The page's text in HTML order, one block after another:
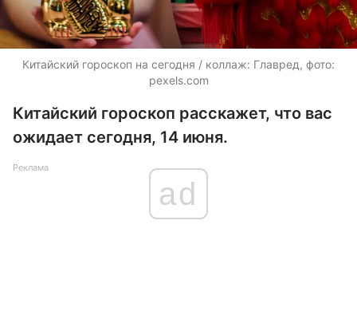
Китайский гороскоп на сегодня / коллаж: Главред, фото:
pexels.com
Китайский гороскоп расскажет, что вас
ожидает сегодня, 14 июня.
Реклама
ad